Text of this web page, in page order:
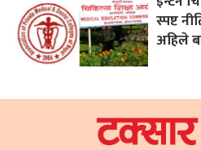
स्पष्ट
अहिले